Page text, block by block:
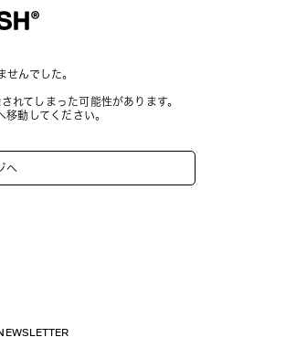
んでした。
れてしまった可能性があります。
移動してください。
へ